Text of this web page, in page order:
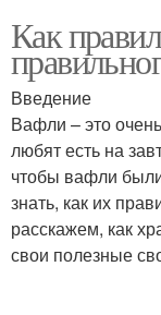
Как
Введение
Вафли – это
любят есть на
чтобы вафли
знать, как их
расскажем, как
свои полезные